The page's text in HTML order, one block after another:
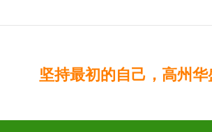
坚持最初的自己，高州